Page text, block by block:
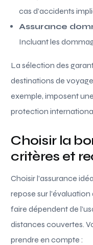
cas d’accidents
Assurance
Incluant les
La sélection des
destinations de
exemple, imposent
protection
Choisir la
critères et
Choisir l’assurance
repose sur
faire dépendent de
distances couvertes.
prendre en compte :